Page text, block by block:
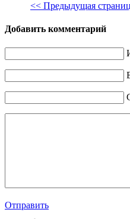
<< Предыдущая
Добавить комментарий
Отправить